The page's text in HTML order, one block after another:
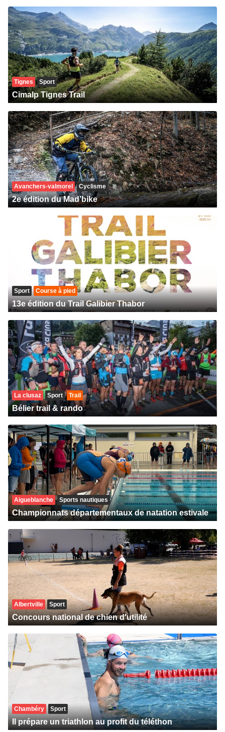
Tignes Sport
Cimalp Tignes Trail
Avanchers-valmorel Cyclisme
2e édition du Mad’bike
Sport Course à pied
13e édition du Trail Galibier Thabor
La clusaz Sport Trail
Bélier trail & rando
Aigueblanche Sports nautiques
Championnats départementaux de natation estivale
Albertville Sport
Concours national de chien d'utilité
Chambéry Sport
Il prépare un triathlon au profit du téléthon